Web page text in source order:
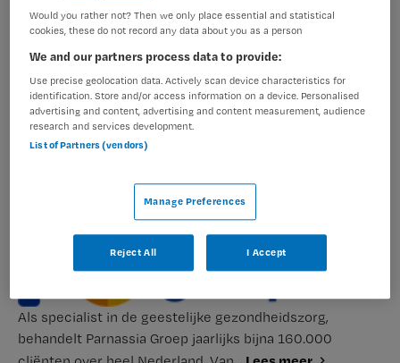
Vacature niet beschikbaar
Deze vacature Verpleegkundig specialist bij Parnassia
Groep is niet meer actueel. Hieronder staan enkele
vergelijkbare vacatures die voor u wellicht interessant
Als specialist in de geestelijke gezondheidszorg,
behandelt Parnassia Groep jaarlijks bijna 160.000
Would you rather not? Then we only place essential and statistical
cookies, these do not record any data about you as a person
We and our partners process data to provide:
Use precise geolocation data. Actively scan device characteristics for
identification. Store and/or access information on a device. Personalised
advertising and content, advertising and content measurement, audience
research and services development.
List of Partners (vendors)
Manage Preferences
Reject All I Accept